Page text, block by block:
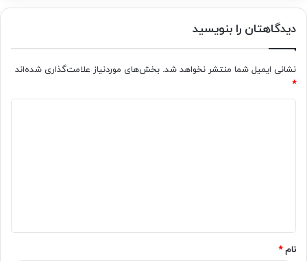
دیدگاهتان را بنویسید
نشانی ایمیل شما منتشر نخواهد شد. بخش‌های موردنیاز علامت‌گذاری شده‌اند
*
*
نام*